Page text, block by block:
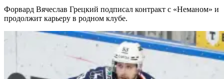
Форвард Вячеслав Грецкий подписал контракт с «Неманом» и
продолжит карьеру в родном клубе.